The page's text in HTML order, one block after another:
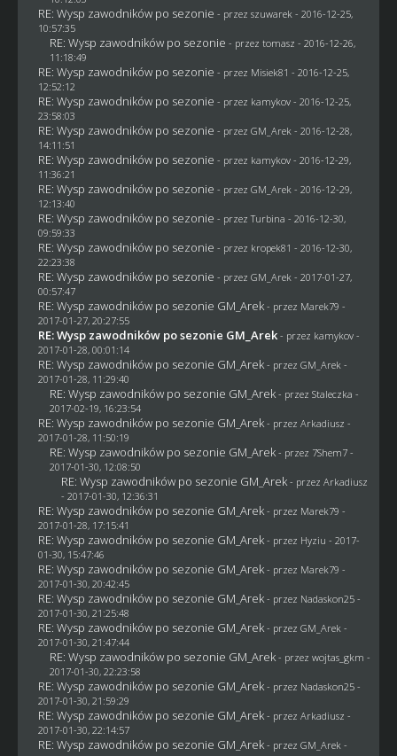
RE: Wysp zawodników po sezonie - przez szuwarek - 2016-12-25,
10:57:35
RE: Wysp zawodników po sezonie - przez tomasz - 2016-12-26,
11:18:49
RE: Wysp zawodników po sezonie - przez Misiek81 - 2016-12-25,
12:52:12
RE: Wysp zawodników po sezonie - przez kamykov- 2016-12-25,
23:58:03
RE: Wysp zawodników po sezonie - przez GM_Arek - 2016-12-28,
14:11:51
RE: Wysp zawodników po sezonie - przez kamykov- 2016-12-29,
11:36:21
RE: Wysp zawodników po sezonie - przez GM_Arek - 2016-12-29,
12:13:40
RE: Wysp zawodników po sezonie - przez Turbina - 2016-12-30,
09:59:33
RE: Wysp zawodników po sezonie - przez kropek81 - 2016-12-30,
22:23:38
RE: Wysp zawodników po sezonie - przez GM_Arek - 2017-01-27,
00:57:47
RE: Wysp zawodników po sezonie GM_Arek - przez Marek79 -
2017-01-27, 20:27:55
RE: Wysp zawodników po sezonie GM_Arek - przez kamykov-
2017-01-28, 00:01:14
RE: Wysp zawodników po sezonie GM_Arek - przez GM_Arek -
2017-01-28, 11:29:40
RE: Wysp zawodników po sezonie GM_Arek - przez Staleczka -
2017-02-19, 16:23:54
RE: Wysp zawodników po sezonie GM_Arek - przez Arkadiusz -
2017-01-28, 11:50:19
RE: Wysp zawodników po sezonie GM_Arek - przez 7Shem7-
2017-01-30, 12:08:50
RE: Wysp zawodników po sezonie GM_Arek - przez Arkadiusz
- 2017-01-30, 12:36:31
RE: Wysp zawodników po sezonie GM_Arek - przez Marek79 -
2017-01-28, 17:15:41
RE: Wysp zawodników po sezonie GM_Arek - przez Hyziu - 2017-
01-30, 15:47:46
RE: Wysp zawodników po sezonie GM_Arek - przez Marek79 -
2017-01-30, 20:42:45
RE: Wysp zawodników po sezonie GM_Arek - przez Nadaskon25-
2017-01-30, 21:25:48
RE: Wysp zawodników po sezonie GM_Arek - przez GM_Arek -
2017-01-30, 21:47:44
RE: Wysp zawodników po sezonie GM_Arek - przez wojtas_gkm -
2017-01-30, 22:23:58
RE: Wysp zawodników po sezonie GM_Arek - przez Nadaskon25-
2017-01-30, 21:59:29
RE: Wysp zawodników po sezonie GM_Arek - przez Arkadiusz -
2017-01-30, 22:14:57
RE: Wysp zawodników po sezonie GM_Arek - przez GM_Arek -